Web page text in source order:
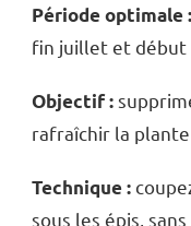
Période optimale :
fin juillet et début
Objectif :
rafraîchir la plante
Technique :
sous les épis,